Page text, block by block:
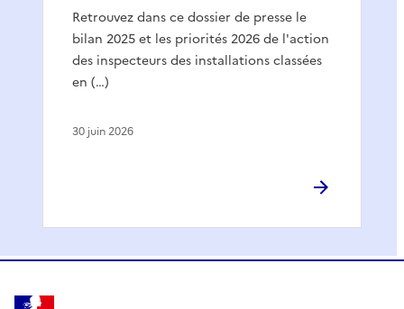
Retrouvez dans ce dossier de presse le
bilan 2025 et les priorités 2026 de l'action
des inspecteurs des installations classées
en (…)
30 juin 2026